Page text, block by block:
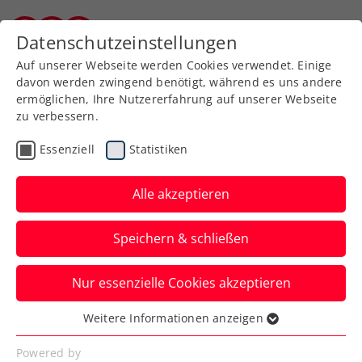
Zurück zur Newsübersicht
Rollstuhltennis
Favorit:innensiege bei
win2day Open Tennis
Staatsmeisterschaften
Lukas Neumayer, Joel Schwärzler, Dennis
Novak, „Kate“ Perelygina & Co. bleiben in
Datenschutzeinstellungen
Auf unserer Webseite werden Cookies verwendet. Einige
davon werden zwingend benötigt, während es uns andere
ermöglichen, Ihre Nutzererfahrung auf unserer Webseite
zu verbessern.
Essenziell Statistiken
Alle akzeptieren
Speichern & schließen
Nur essenzielle Cookies akzeptieren
Essenziell
Essenzielle Cookies werden für grundlegende
Weitere Informationen anzeigen
Powered by